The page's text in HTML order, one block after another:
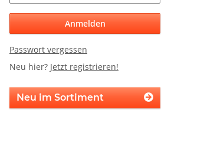
Anmelden
Passwort vergessen
Neu hier? Jetzt registrieren!
Neu im Sortiment